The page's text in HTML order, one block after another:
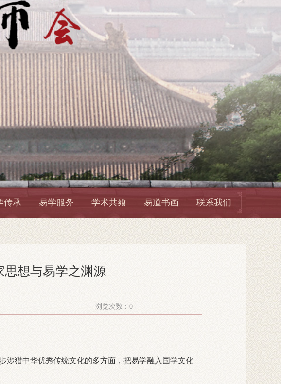
传承 易学服务 学术共飨 易道书画 联系我们
思想与易学之渊源
浏览次数： 0
猎中华优秀传统文化的多方面，把易学融入国学文化